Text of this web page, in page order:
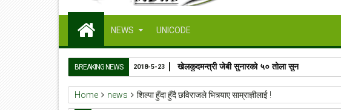
NEWS UNICODE
BREAKING NEWS खेलकुदमन्त्री जेबी सुनारको ५० तोला सुन
2018-5-23
Home news शिल्पा हुँदा हुँदै छविराजले भित्र्याए साम्राज्ञीलाई !